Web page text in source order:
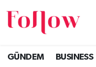
GÜNDEM BUSINESS
GÜNDEM
BUSINESS
Eskişehir Nöbetçi
Eskişehir Hava